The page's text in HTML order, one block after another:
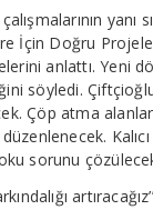
İçin Doğru
anlattı. Yeni
söyledi.
Çöp atma
sorunu
artıracağız’’